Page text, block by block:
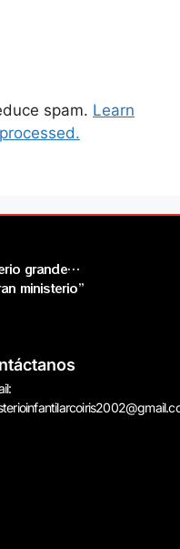
spam. Learn
grande…
ministerio”